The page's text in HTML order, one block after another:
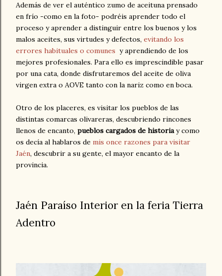
Además de ver el auténtico zumo de aceituna prensado
en frío -como en la foto- podréis aprender todo el
proceso y aprender a distinguir entre los buenos y los
malos aceites, sus virtudes y defectos, evitando los
errores habituales o comunes y aprendiendo de los
mejores profesionales. Para ello es imprescindible pasar
por una cata, donde disfrutaremos del aceite de oliva
virgen extra o AOVE tanto con la nariz como en boca.
Otro de los placeres, es visitar los pueblos de las
distintas comarcas olivareras, descubriendo rincones
llenos de encanto, pueblos cargados de historiay como
os decía al hablaros de mis once razones para visitar
Jaén, descubrir a su gente, el mayor encanto de la
provincia.
Jaén Paraíso Interior en la feria Tierra
Adentro